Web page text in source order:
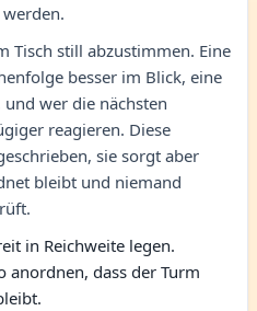
Tisch still abzustimmen. Eine
besser im Blick, eine
wer die nächsten
reagieren. Diese
sie sorgt aber
bleibt und niemand
in Reichweite legen.
anordnen, dass der Turm